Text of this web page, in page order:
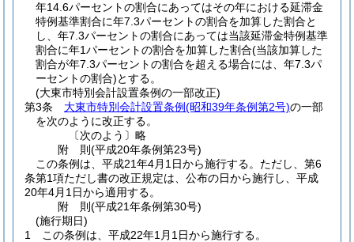
年14.6パーセントの割合にあってはその年における延滞金
特例基準割合に年7.3パーセントの割合を加算した割合と
し、年7.3パーセントの割合にあっては当該延滞金特例基準
割合に年1パーセントの割合を加算した割合(当該加算した
割合が年7.3パーセントの割合を超える場合には、年7.3パ
ーセントの割合)とする。
(大東市特別会計設置条例の一部改正)
第3条
大東市特別会計設置条例(昭和39年条例第2号)の一部
を次のように改正する。
〔次のよう〕略
附 則(平成20年条例第23号)
この条例は、平成21年4月1日から施行する。 ただし、第6
条第1項ただし書の改正規定は、公布の日から施行し、平成
20年4月1日から適用する。
附 則(平成21年条例第30号)
(施行期日)
1
この条例は、平成22年1月1日から施行する。